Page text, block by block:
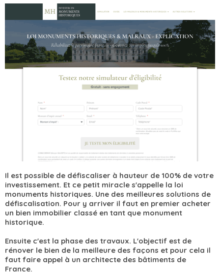
Il est possible de défiscaliser à hauteur de 100% de votre
investissement. Et ce petit miracle s'appelle la loi
monuments historiques. Une des meilleures solutions de
défiscalisation. Pour y arriver il faut en premier acheter
un bien immobilier classé en tant que monument
historique.
Ensuite c'est la phase des travaux. L'objectif est de
rénover le bien de la meilleure des façons et pour cela il
faut faire appel à un architecte des bâtiments de
France.